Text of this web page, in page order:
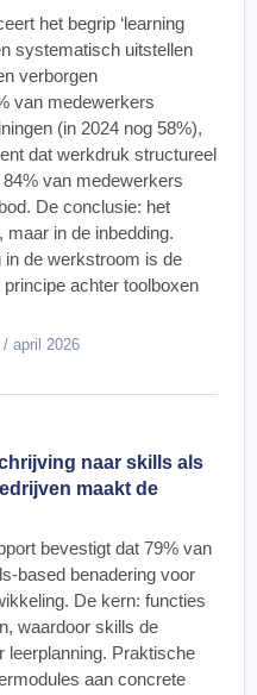
het begrip ‘learning
systematisch uitstellen
verborgen
van medewerkers
(in 2024 nog 58%),
dat werkdruk structureel
84% van medewerkers
De conclusie: het
maar in de inbedding.
in de werkstroom is de
achter toolboxen
/ april 2026
naar skills als
maakt de
bevestigt dat 79% van
based benadering voor
De kern: functies
waardoor skills de
leerplanning. Praktische
aan concrete